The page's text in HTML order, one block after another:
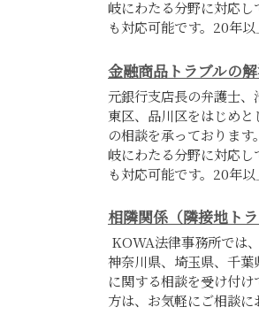
岐にわたる分野に対応
も対応可能です。20年
金融商品トラブルの
元銀行支店長の弁護士、
東区、品川区をはじめ
の相談を承っております
岐にわたる分野に対応
も対応可能です。20年
相隣関係（隣接地トラ
KOWA法律事務所では、
神奈川県、埼玉県、千葉
に関する相談を受け付
方は、お気軽にご相談に